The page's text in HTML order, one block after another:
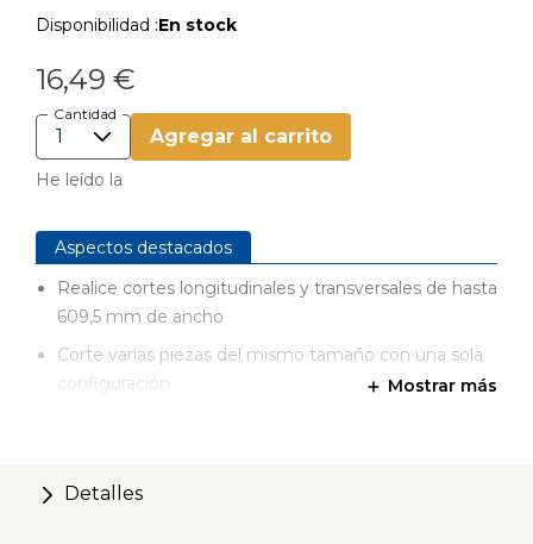
Disponibilidad :En stock
16,49 €
Cantidad
Agregar al carrito
He leído la
Aspectos destacados
Realice cortes longitudinales y transversales de hasta
609,5 mm de ancho
Corte varias piezas del mismo tamaño con una sola
configuración
Elimina la necesidad de marcar, medir y trazar líneas
Mostrar más
Detalles